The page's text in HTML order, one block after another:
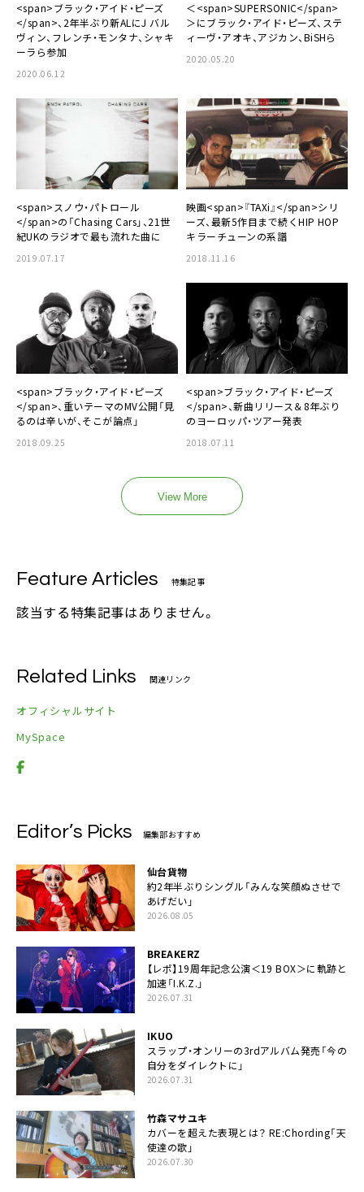
<span>ブラック・アイド・ピーズ
</span>、2年半ぶり新ALにJ バル
ヴィン、フレンチ・モンタナ、シャキ
ーラら参加
2020.06.12
＜<span>SUPERSONIC</span>
＞にブラック・アイド・ピーズ、ステ
ィーヴ・アオキ、アジカン、BiSHら
2020.05.20
<span>スノウ・パトロール
</span>の「Chasing Cars」、21世
紀UKのラジオで最も流れた曲に
2019.07.17
映画<span>『TAXi』</span>シリ
ーズ、最新5作目まで続くHIP HOP
キラーチューンの系譜
2018.11.16
<span>ブラック・アイド・ピーズ
</span>、重いテーマのMV公開「見
るのは辛いが、そこが論点」
2018.09.25
<span>ブラック・アイド・ピーズ
</span>、新曲リリース＆8年ぶり
のヨーロッパ・ツアー発表
2018.07.11
View More
Feature Articles 特集記事
該当する特集記事はありません。
Related Links 関連リンク
オフィシャルサイト
MySpace
Editor’s Picks 編集部おすすめ
仙台貨物
約2年半ぶりシングル「みんな笑顔ぬさせで
あげだい」
2026.08.05
BREAKERZ
【レポ】19周年記念公演＜19 BOX＞に軌跡と
加速「I.K.Z.」
2026.07.31
IKUO
スラップ・オンリーの3rdアルバム発売「今の
自分をダイレクトに」
2026.07.31
竹森マサユキ
カバーを超えた表現とは？ RE:Chording「天
使達の歌」
2026.07.30